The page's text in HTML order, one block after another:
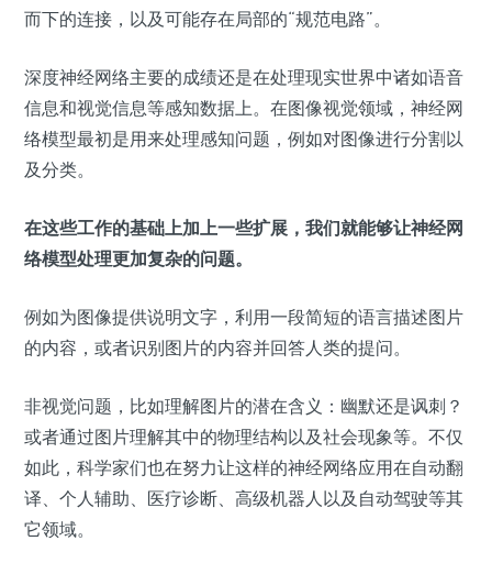
而下的连接，以及可能存在局部的“规范电路”。
深度神经网络主要的成绩还是在处理现实世界中诸如语音
信息和视觉信息等感知数据上。 在图像视觉领域，神经网
络模型最初是用来处理感知问题，例如对图像进行分割以
及分类。
在这些工作的基础上加上一些扩展，我们就能够让神经网
络模型处理更加复杂的问题。
例如为图像提供说明文字，利用一段简短的语言描述图片
的内容，或者识别图片的内容并回答人类的提问。
非视觉问题，比如理解图片的潜在含义：幽默还是讽刺？
或者通过图片理解其中的物理结构以及社会现象等。不仅
如此，科学家们也在努力让这样的神经网络应用在自动翻
译、个人辅助、医疗诊断、高级机器人以及自动驾驶等其
它领域。